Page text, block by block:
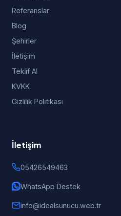
Referanslar
Blog
Şehirler
İletişim
Teklif Al
KVKK
Gizlilik Politikası
İletişim
05426549463
WhatsApp Destek
info@idealsunucu.web.tr